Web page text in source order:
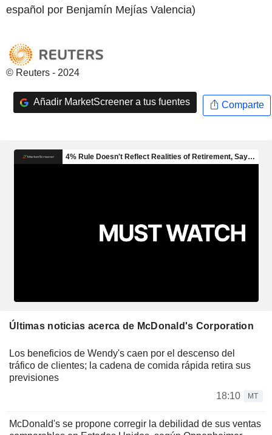
español por Benjamín Mejías Valencia)
© Reuters - 2024
Añadir MarketScreener a tus fuentes Comparte
Últimas noticias acerca de McDonald's Corporation
Los beneficios de Wendy's caen por el descenso del
tráfico de clientes; la cadena de comida rápida retira sus
previsiones
18:10
MT
McDonald's se propone corregir la debilidad de sus ventas